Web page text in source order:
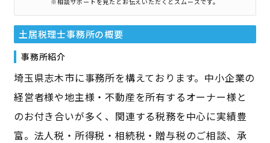
土居税理士事務所の概要
事務所紹介
埼玉県志木市に事務所を構えております。中小企業の
経営者様や地主様・不動産を所有するオーナー様と
のお付き合いが多く、関連する税務を中心に実績豊
富。法人税・所得税・相続税・贈与税のご相談、承